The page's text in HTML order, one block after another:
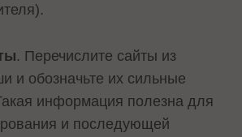
. Перечислите сайты из
и обозначьте их сильные
информация полезна для
и последующей